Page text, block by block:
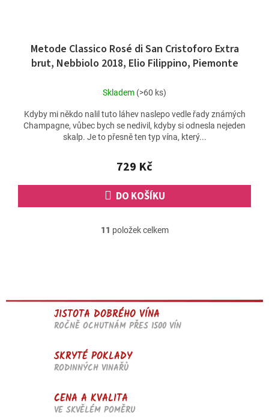
Metode Classico Rosé di San Cristoforo Extra
brut, Nebbiolo 2018, Elio Filippino, Piemonte
Skladem (>60 ks)
729 Kč
DO KOŠÍKU
Kdyby mi někdo nalil tuto láhev naslepo vedle řady známých
Champagne, vůbec bych se nedivil, kdyby si odnesla nejeden
skalp. Je to přesně ten typ vína, který...
O
c
í
p
p
11 položek celkem
JISTOTA DOBRÉHO VÍNA
ROČNĚ OCHUTNÁM PŘES 1500 VÍN
SKRYTÉ POKLADY
RODINNÝCH VINAŘŮ
CENA A KVALITA
VE SKVĚLÉM POMĚRU